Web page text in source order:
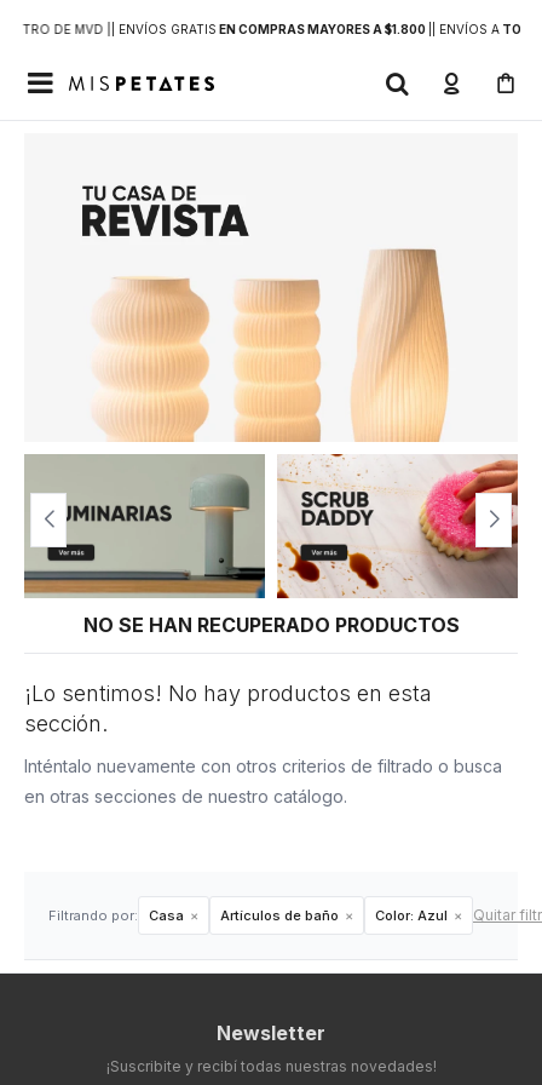
DE MVD | | ENVÍOS GRATIS EN COMPRAS MAYORES A $1.800 | ENVÍOS ATODO

NO SE HAN RECUPERADO PRODUCTOS
¡Lo sentimos! No hay productos en esta
sección.
Inténtalo nuevamente con otros criterios de filtrado o busca
en otras secciones de nuestro catálogo.
Filtrando por: Casa Artículos de baño Color: Azul Quitar
Newsletter
¡Suscribite y recibí todas nuestras novedades!